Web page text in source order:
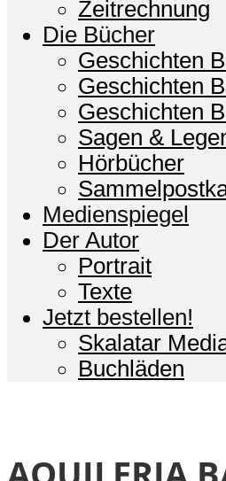
Zeitrechnung
Die Bücher
Geschichten
Geschichten
Geschichten
Sagen &
Hörbücher
Medienspiegel
Der Autor
Portrait
Texte
Jetzt bestellen!
Skalatar
Buchläden